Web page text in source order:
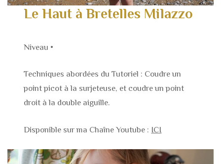
Le Haut à Bretelles Milazzo
Niveau •
Techniques abordées du Tutoriel : Coudre un
point picot à la surjeteuse, et coudre un point
droit à la double aiguille.
Disponible sur ma Chaîne Youtube : ICI